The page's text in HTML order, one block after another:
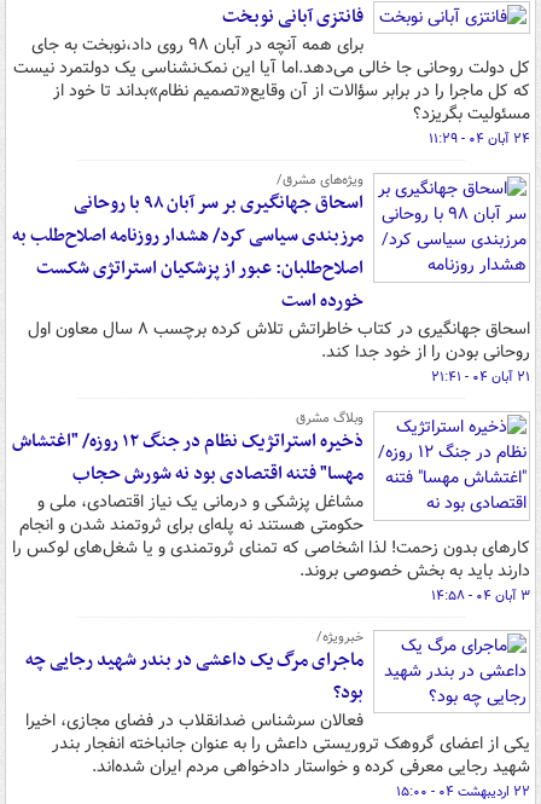
فانتزی آبانی نوبخت
برای همه آنچه در آبان ۹۸ روی داد،نوبخت به جای
کل دولت روحانی جا خالی می‌دهد.اما آیا این نمک‌نشناسی یک دولتمرد نیست
که کل ماجرا را در برابر سؤالات از آن وقایع«تصمیم نظام»بداند تا خود از
مسئولیت بگریزد؟
۲۴ آبان ۰۴ - ۱۱:۲۹
ویژه‌های مشرق/
اسحاق جهانگیری بر سر آبان ۹۸ با روحانی
مرزبندی سیاسی کرد/ هشدار روزنامه اصلاح‌طلب به
اصلاح‌طلبان: عبور از پزشکیان استراتژی شکست
خورده است
اسحاق جهانگیری در کتاب خاطراتش تلاش کرده برچسب ۸ سال معاون اول
روحانی بودن را از خود جدا کند.
۲۱ آبان ۰۴ - ۲۱:۴۱
وبلاگ مشرق
ذخیره استراتژیک نظام در جنگ ۱۲ روزه/ "اغتشاش
مهسا" فتنه اقتصادی بود نه شورش حجاب
مشاغل پزشکی و درمانی یک نیاز اقتصادی، ملی و
حکومتی هستند نه پله‌ای برای ثروتمند شدن و انجام
کارهای بدون زحمت! لذا اشخاصی که تمنای ثروتمندی و یا شغل‌های لوکس را
دارند باید به بخش خصوصی بروند.
۳ آبان ۰۴ - ۱۴:۵۸
خبرویژه/
ماجرای مرگ یک داعشی در بندر شهید رجایی چه
بود؟
فعالان سرشناس ضدانقلاب در فضای مجازی، اخیرا
یکی از اعضای گروهک تروریستی داعش را به عنوان جانباخته انفجار بندر
شهید رجایی معرفی کرده و خواستار دادخواهی مردم ایران شده‌اند.
۲۲ اردیبهشت ۰۴ - ۱۵:۰۰